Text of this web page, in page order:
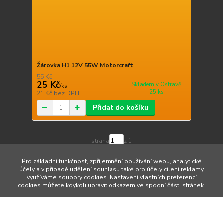
Žárovka H1 12V 55W Motorcraft
55 Kč
25 Kč/ks
21 Kč bez DPH
Skladem v Ostravě
25 ks
Přidat do košíku
strana z 1
Pro základní funkčnost, zpříjemnění používání webu, analytické
účely a v případě udělení souhlasu také pro účely cílení reklamy
využíváme soubory cookies. Nastavení vlastních preferencí
cookies můžete kdykoli upravit odkazem ve spodní části stránek.